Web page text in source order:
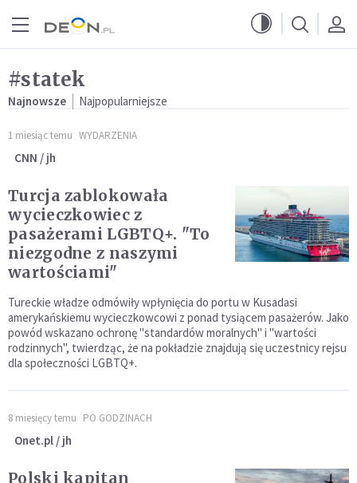
#statek
Najnowsze Najpopularniejsze
1 miesiąc temu WYDARZENIA
CNN / jh
Turcja zablokowała
wycieczkowiec z
pasażerami LGBTQ+. "To
niezgodne z naszymi
wartościami"
Tureckie władze odmówiły wpłynięcia do portu w Kusadasi
amerykańskiemu wycieczkowcowi z ponad tysiącem pasażerów. Jako
powód wskazano ochronę "standardów moralnych" i "wartości
rodzinnych", twierdząc, że na pokładzie znajdują się uczestnicy rejsu
dla społeczności LGBTQ+.
8 miesięcy temu PO GODZINACH
Onet.pl / jh
Polski kapitan